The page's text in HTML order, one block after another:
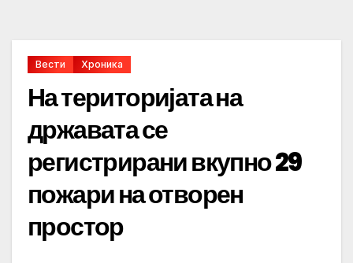
Вести Хроника
На територијата на
државата се
регистрирани вкупно 29
пожари на отворен
простор